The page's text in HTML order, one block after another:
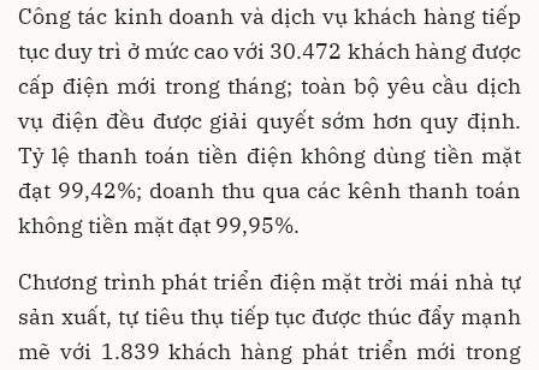
Công tác kinh doanh và dịch vụ khách hàng tiếp
tục duy trì ở mức cao với 30.472 khách hàng được
cấp điện mới trong tháng; toàn bộ yêu cầu dịch
vụ điện đều được giải quyết sớm hơn quy định.
Tỷ lệ thanh toán tiền điện không dùng tiền mặt
đạt 99,42%; doanh thu qua các kênh thanh toán
không tiền mặt đạt 99,95%.
Chương trình phát triển điện mặt trời mái nhà tự
sản xuất, tự tiêu thụ tiếp tục được thúc đẩy mạnh
mẽ với 1.839 khách hàng phát triển mới trong